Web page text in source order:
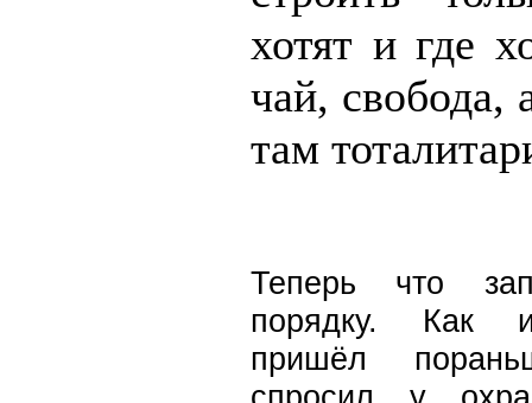
хотят и где
чай, свобода,
там
Теперь что
порядку. Как
пришёл